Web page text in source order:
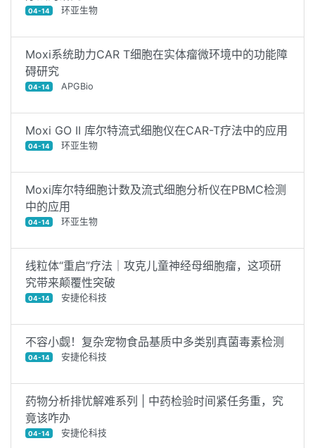
04-14 环亚生物
Moxi系统助力CAR T细胞在实体瘤微环境中的功能障
碍研究
04-14 APGBio
Moxi GO II 库尔特流式细胞仪在CAR-T疗法中的应用
04-14 环亚生物
Moxi库尔特细胞计数及流式细胞分析仪在PBMC检测
中的应用
04-14 环亚生物
线粒体“重启”疗法｜攻克儿童神经母细胞瘤，这项研
究带来颠覆性突破
04-14 安捷伦科技
不容小觑！复杂宠物食品基质中多类别真菌毒素检测
04-14 安捷伦科技
药物分析排忧解难系列 | 中药检验时间紧任务重，究
竟该咋办
04-14 安捷伦科技